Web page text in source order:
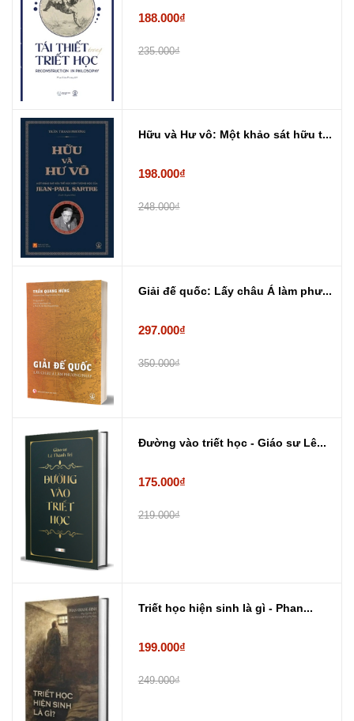
188.000₫
235.000₫
Hữu và Hư vô: Một khảo sát hữu t...
198.000₫
248.000₫
Giải đế quốc: Lấy châu Á làm phư...
297.000₫
350.000₫
Đường vào triết học - Giáo sư Lê...
175.000₫
219.000₫
Triết học hiện sinh là gì - Phan...
199.000₫
249.000₫